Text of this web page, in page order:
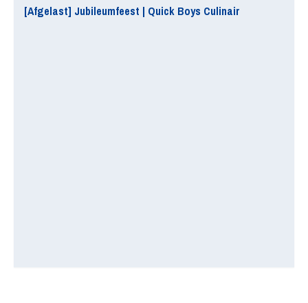
[Afgelast] Jubileumfeest | Quick Boys Culinair